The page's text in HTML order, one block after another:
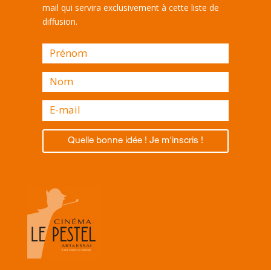
mail qui servira exclusivement à cette liste de
diffusion.
Quelle bonne idée ! Je m'inscris !